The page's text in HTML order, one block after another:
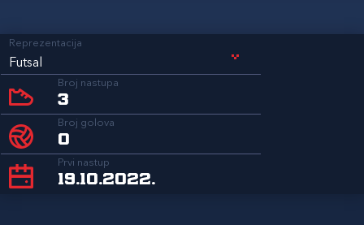
Reprezentacija
Futsal
Broj nastupa
3
Broj golova
0
Prvi nastup
19.10.2022.